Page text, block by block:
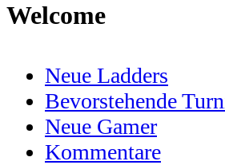
Welcome
Neue Ladders
Bevorstehende
Neue Gamer
Kommentare